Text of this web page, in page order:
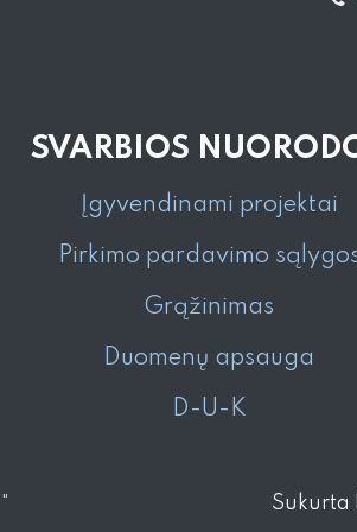
SVARBIOS
Įgyvendinami projektai
Pirkimo pardavimo
Grąžinimas
Duomenų apsauga
D-U-K
Sukurta